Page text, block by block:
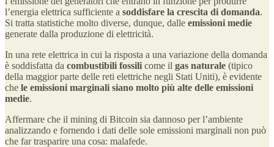
l’energia elettrica sufficiente a soddisfare la crescita di domanda.
Si tratta statistiche molto diverse, dunque, dalle emissioni medie
generate dalla produzione di elettricità.
In una rete elettrica in cui la risposta a una variazione della domanda
è soddisfatta da combustibili fossili come il gas naturale (tipico
della maggior parte delle reti elettriche negli Stati Uniti), è evidente
che le emissioni marginali siano molto più alte delle emissioni
medie.
Affermare che il mining di Bitcoin sia dannoso per l’ambiente
analizzando e fornendo i dati delle sole emissioni marginali non può
che far trasparire una cosa: malafede.